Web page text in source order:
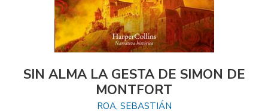
SIN ALMA LA GESTA DE SIMON DE
MONTFORT
ROA, SEBASTIÁN